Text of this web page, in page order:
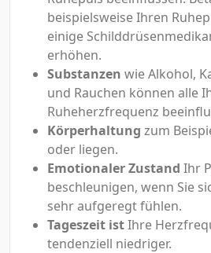
beispielsweise Ihren
einige
erhöhen.
Substanzen wie Alkohol,
und Rauchen können alle
Ruheherzfrequenz
Körperhaltung zum
oder liegen.
Emotionaler Zustand Ihr
beschleunigen, wenn Sie
sehr aufgeregt fühlen.
Tageszeit istIhre
tendenziell niedriger.